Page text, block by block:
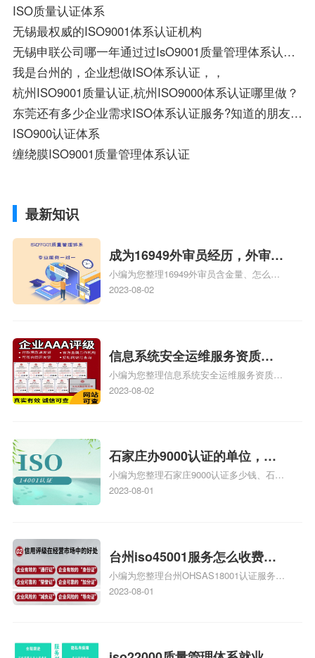
ISO质量认证体系
无锡最权威的ISO9001体系认证机构
无锡申联公司哪一年通过过IsO9001质量管理体系认证？
我是台州的，企业想做ISO体系认证，，
杭州ISO9001质量认证,杭州ISO9000体系认证哪里做？
东莞还有多少企业需求ISO体系认证服务?知道的朋友可以合作共赢!
ISO900认证体系
缠绕膜ISO9001质量管理体系认证
最新知识
成为16949外审员经历，外审员
16949
小编为您整理16949外审员含金量、怎么才
能成为注册的TS16949:2009的外审员、我
2023-08-02
信息系统安全运维服务资质二
级费用，信息系统安全运维服
务资质二级
小编为您整理信息系统安全运维服务资质认
证证书机构有哪些、安全运维服务资质的费
体系认证知识，详情可查看下方正文！
2023-08-02
石家庄办9000认证的单位，石
家庄9000认证的公司
小编为您整理石家庄9000认证多少钱、石家
庄9000认证价格多少钱、石家庄9000认证
2023-08-01
台州iso45001服务怎么收费，
台州iso45001认证服务怎么收
费
小编为您整理台州OHSAS18001认证服务中
心哪家收费便宜、台州ISO9000认证，哪个
标准是什么相关iso体系认证知识，详情可
2023-08-01